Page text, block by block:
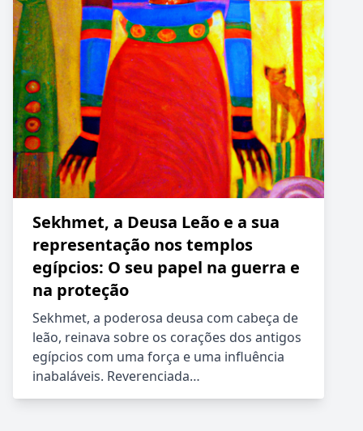
Sekhmet, a Deusa Leão e a sua
representação nos templos
egípcios: O seu papel na guerra e
na proteção
Sekhmet, a poderosa deusa com cabeça de
leão, reinava sobre os corações dos antigos
egípcios com uma força e uma influência
inabaláveis. Reverenciada…